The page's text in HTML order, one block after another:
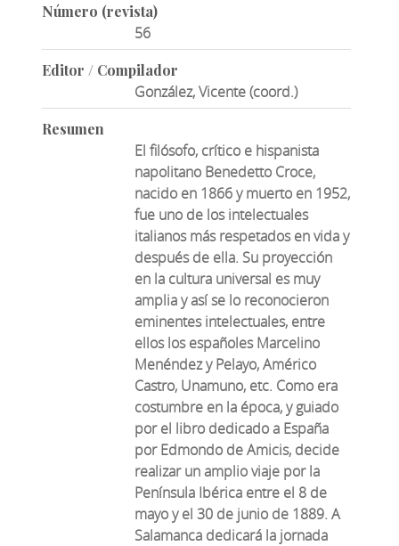
Número (revista)
56
Editor / Compilador
González, Vicente (coord.)
Resumen
El filósofo, crítico e hispanista
napolitano Benedetto Croce,
nacido en 1866 y muerto en 1952,
fue uno de los intelectuales
italianos más respetados en vida y
después de ella. Su proyección
en la cultura universal es muy
amplia y así se lo reconocieron
eminentes intelectuales, entre
ellos los españoles Marcelino
Menéndez y Pelayo, Américo
Castro, Unamuno, etc. Como era
costumbre en la época, y guiado
por el libro dedicado a España
por Edmondo de Amicis, decide
realizar un amplio viaje por la
Península Ibérica entre el 8 de
mayo y el 30 de junio de 1889. A
Salamanca dedicará la jornada